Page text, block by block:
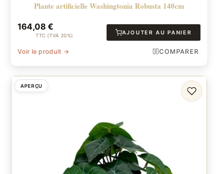
Plante artificielle Washingtonia Robusta 140cm
164,08€
TTC (TVA 20%) AJOUTER AU PANIER
Voir le produit → COMPARER
APERÇU